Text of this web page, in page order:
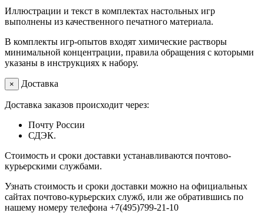
Иллюстрации и текст в комплектах настольных игр
выполнены из качественного печатного материала.
В комплекты игр-опытов входят химические растворы
минимальной концентрации, правила обращения с которыми
указаны в инструкциях к набору.
× Доставка
Доставка заказов происходит через:
Почту России
СДЭК.
Стоимость и сроки доставки устанавливаются почтово-
курьерскими службами.
Узнать стоимость и сроки доставки можно на официальных
сайтах почтово-курьерских служб, или же обратившись по
нашему номеру телефона +7(495)799-21-10